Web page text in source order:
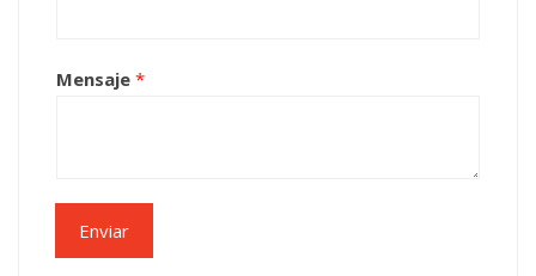
Mensaje *
Enviar